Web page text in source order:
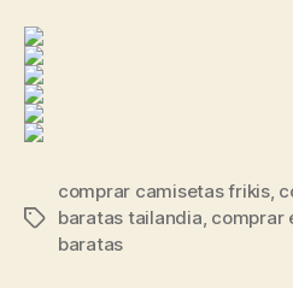
Etiquetas
comprar camisetas frikis,
baratas tailandia, comprar
baratas